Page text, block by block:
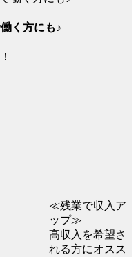
く方にも♪
≪残業で収入ア
ップ≫
高収入を希望さ
れる方にオスス